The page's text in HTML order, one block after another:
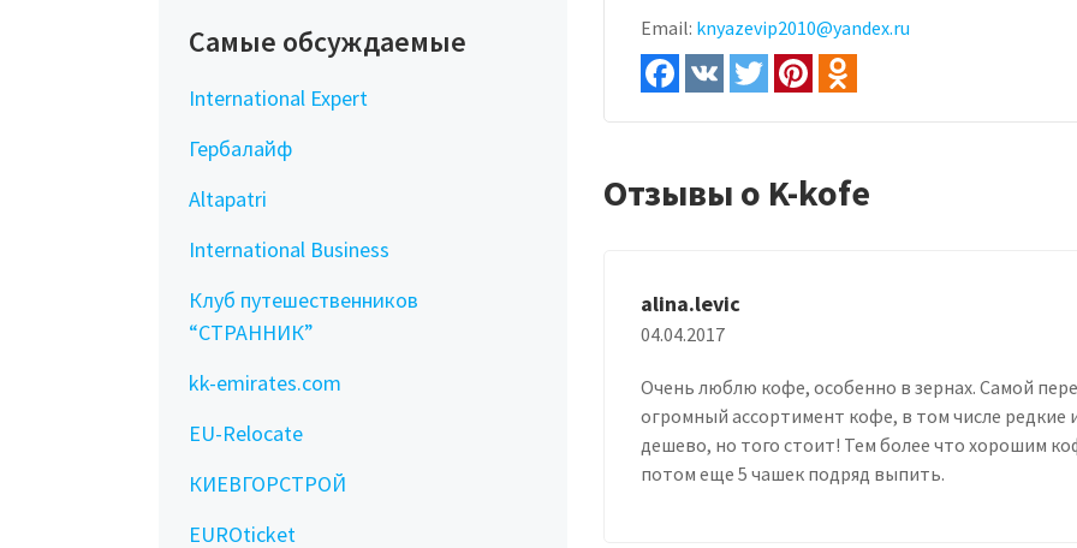
Email: knyazevip2010@yandex.ru
Отзывы о K-kofe
alina.levic
04.04.2017
Очень люблю кофе, особенно в зернах. Самой
огромный ассортимент кофе, в том числе редкие
дешево, но того стоит! Тем более что хорошим
потом еще 5 чашек подряд выпить.
Самые обсуждаемые
International Expert
Гербалайф
Altapatri
International Business
Клуб путешественников
“СТРАННИК”
kk-emirates.com
EU-Relocate
КИЕВГОРСТРОЙ
EUROticket